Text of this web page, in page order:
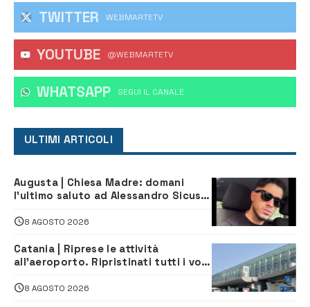
TWITTER WEBMARTETV
YOUTUBE @WEBMARTETV
WHATSAPP ‎SEGUI IL CANALE
ULTIMI ARTICOLI
Augusta | Chiesa Madre: domani
l’ultimo saluto ad Alessandro Sicuso,
8 AGOSTO 2026
Catania | Riprese le attività
all’aeroporto. Ripristinati tutti i voli
8 AGOSTO 2026